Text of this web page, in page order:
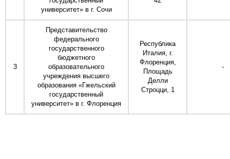
университет» в г. Сочи
3
Представительство
федерального
государственного
бюджетного
образовательного
учреждения высшего
образования «Гжельский
государственный
университет» в г. Флоренция
Республика
Италия, г.
Флоренция,
Площадь
Делли
Строцци, 1
-